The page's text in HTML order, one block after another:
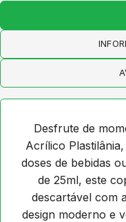
Desfrute de
Acrílico
doses de bebidas
de 25ml, este
descartável com
design moderno e